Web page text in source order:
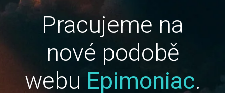
Pracujeme na
nové podobě
webu Epimoniac.